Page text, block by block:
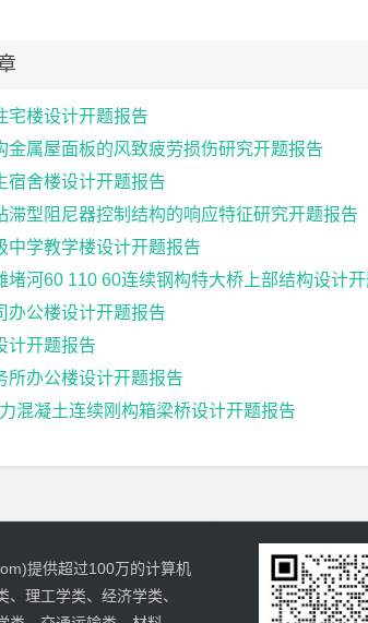
宅楼设计开题报告
金属屋面板的风致疲劳损伤研究开题报告
宿舍楼设计开题报告
滞型阻尼器控制结构的响应特征研究开题报告
中学教学楼设计开题报告
堵河60 110 60连续钢构特大桥上部结构设计
办公楼设计开题报告
计开题报告
所办公楼设计开题报告
混凝土连续刚构箱梁桥设计开题报告
提供超过100万的计算机
理工学类、经济学类、